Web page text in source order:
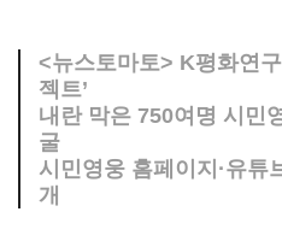
<뉴스토마토> K평화연
젝트’
내란 막은 750여명 시민
굴
시민영웅 홈페이지·유튜
개